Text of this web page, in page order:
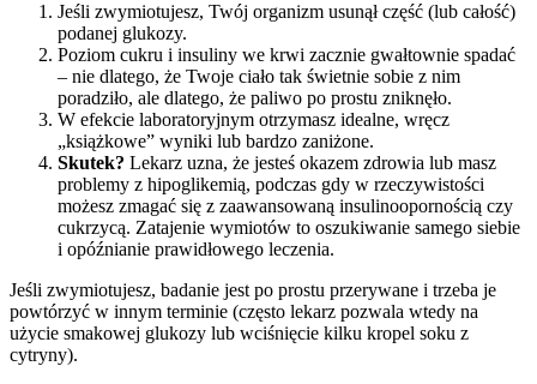
Jeśli zwymiotujesz, Twój organizm usunął część (lub całość)
podanej glukozy.
Poziom cukru i insuliny we krwi zacznie gwałtownie spadać
– nie dlatego, że Twoje ciało tak świetnie sobie z nim
poradziło, ale dlatego, że paliwo po prostu zniknęło.
W efekcie laboratoryjnym otrzymasz idealne, wręcz
„książkowe” wyniki lub bardzo zaniżone.
Skutek? Lekarz uzna, że jesteś okazem zdrowia lub masz
problemy z hipoglikemią, podczas gdy w rzeczywistości
możesz zmagać się z zaawansowaną insulinoopornością czy
cukrzycą. Zatajenie wymiotów to oszukiwanie samego siebie
i opóźnianie prawidłowego leczenia.
Jeśli zwymiotujesz, badanie jest po prostu przerywane i trzeba je
powtórzyć w innym terminie (często lekarz pozwala wtedy na
użycie smakowej glukozy lub wciśnięcie kilku kropel soku z
cytryny).